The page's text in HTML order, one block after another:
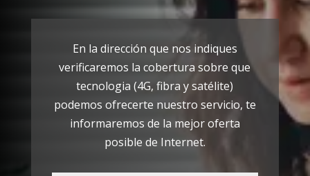
En la dirección que nos indiques
verificaremos la cobertura sobre que
tecnologia (4G, fibra y satélite)
podemos ofrecerte nuestro servicio, te
informaremos de la mejor oferta
posible de Internet.